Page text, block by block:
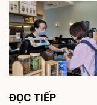
ĐỌC TIẾP